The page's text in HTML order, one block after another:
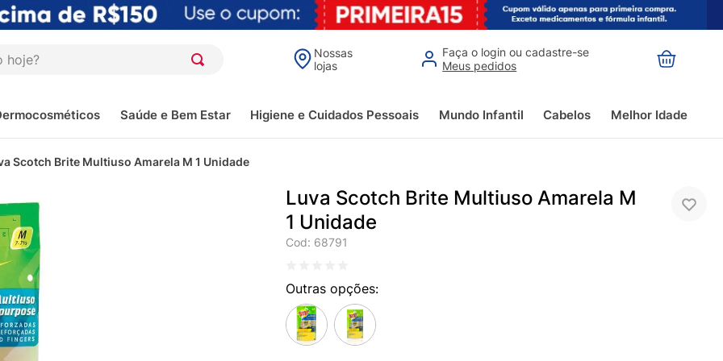
Nossas
lojas
Faça o login ou cadastre-se
Meus pedidos
Saúde e Bem Estar Higiene e Cuidados Pessoais Mundo Infantil Cabelos Melhor Idade
Scotch Brite Multiuso Amarela M 1 Unidade
Luva Scotch Brite Multiuso Amarela M
1 Unidade
Cod: 68791